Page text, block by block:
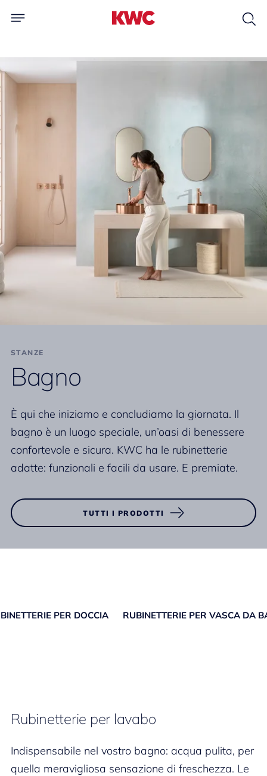
STANZE
Bagno
È qui che iniziamo e concludiamo la giornata. Il
bagno è un luogo speciale, un’oasi di benessere
confortevole e sicura. KWC ha le rubinetterie
adatte: funzionali e facili da usare. E premiate.
TUTTI I PRODOTTI
PER DOCCIA RUBINETTERIE PER VASCA DA
Rubinetterie per lavabo
Indispensabile nel vostro bagno: acqua pulita, per
quella meravigliosa sensazione di freschezza. Le